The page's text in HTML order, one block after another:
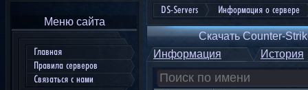
Меню сайта
Главная
Правила серверов
Связаться с нами
DS-Servers Информация о сервере
Скачать Counter-
Информация
История